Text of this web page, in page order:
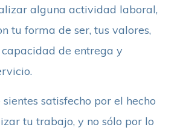
alguna actividad laboral,
tu forma de ser, tus valores,
de entrega y
satisfecho por el hecho
tu trabajo, y no sólo por lo